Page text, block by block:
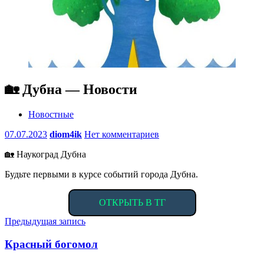
🏡 Дубна — Новости
Новостные
07.07.2023 diom4ik Нет комментариев
🏡 Наукоград Дубна
Будьте первыми в курсе событий города Дубна.
ОТКРЫТЬ В ТГ
Навигация
по
Предыдущая запись
Красный богомол